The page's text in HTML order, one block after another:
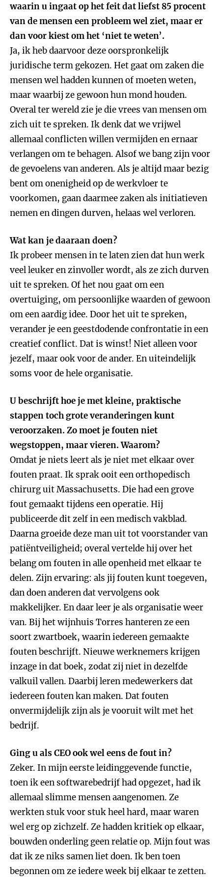
waarin u ingaat op het feit dat liefst 85 procent
van de mensen een probleem wel ziet, maar er
dan voor kiest om het ‘niet te weten’.
Ja, ik heb daarvoor deze oorspronkelijk
juridische term gekozen. Het gaat om zaken die
mensen wel hadden kunnen of moeten weten,
maar waarbij ze gewoon hun mond houden.
Overal ter wereld zie je die vrees van mensen om
zich uit te spreken. Ik denk dat we vrijwel
allemaal conflicten willen vermijden en ernaar
verlangen om te behagen. Alsof we bang zijn voor
de gevoelens van anderen. Als je altijd maar bezig
bent om onenigheid op de werkvloer te
voorkomen, gaan daarmee zaken als initiatieven
nemen en dingen durven, helaas wel verloren.
Wat kan je daaraan doen?
Ik probeer mensen in te laten zien dat hun werk
veel leuker en zinvoller wordt, als ze zich durven
uit te spreken. Of het nou gaat om een
overtuiging, om persoonlijke waarden of gewoon
om een aardig idee. Door het uit te spreken,
verander je een geestdodende confrontatie in een
creatief conflict. Dat is winst! Niet alleen voor
jezelf, maar ook voor de ander. En uiteindelijk
soms voor de hele organisatie.
U beschrijft hoe je met kleine, praktische
stappen toch grote veranderingen kunt
veroorzaken. Zo moet je fouten niet
wegstoppen, maar vieren. Waarom?
Omdat je niets leert als je niet met elkaar over
fouten praat. Ik sprak ooit een orthopedisch
chirurg uit Massachusetts. Die had een grove
fout gemaakt tijdens een operatie. Hij
publiceerde dit zelf in een medisch vakblad.
Daarna groeide deze man uit tot voorstander van
patiëntveiligheid; overal vertelde hij over het
belang om fouten in alle openheid met elkaar te
delen. Zijn ervaring: als jij fouten kunt toegeven,
dan doen anderen dat vervolgens ook
makkelijker. En daar leer je als organisatie weer
van. Bij het wijnhuis Torres hanteren ze een
soort zwartboek, waarin iedereen gemaakte
fouten beschrijft. Nieuwe werknemers krijgen
inzage in dat boek, zodat zij niet in dezelfde
valkuil vallen. Daarbij leren medewerkers dat
iedereen fouten kan maken. Dat fouten
onvermijdelijk zijn als je vooruit wilt met het
bedrijf.
Ging u als CEO ook wel eens de fout in?
Zeker. In mijn eerste leidinggevende functie,
toen ik een softwarebedrijf had opgezet, had ik
allemaal slimme mensen aangenomen. Ze
werkten stuk voor stuk heel hard, maar waren
wel erg op zichzelf. Ze hadden kritiek op elkaar,
bouwden onderling geen relatie op. Mijn fout was
dat ik ze niks samen liet doen. Ik ben toen
begonnen om ze iedere week bij elkaar te zetten.